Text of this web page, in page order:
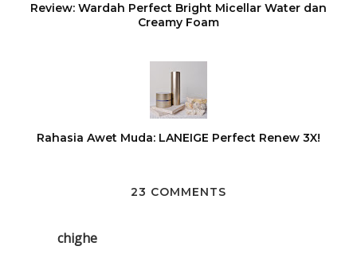
Review: Wardah Perfect Bright Micellar Water dan
Creamy Foam
Rahasia Awet Muda: LANEIGE Perfect Renew 3X!
23 COMMENTS
chighe